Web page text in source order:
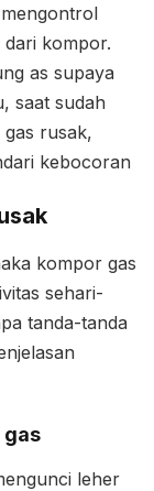
kompor.
as supaya
saat sudah
rusak,
kebocoran
kompor gas
sehari-
tanda-tanda
gas
leher